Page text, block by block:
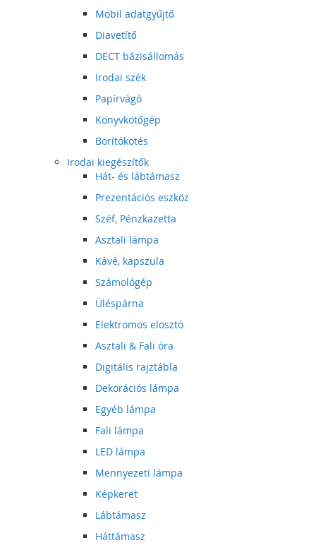
Mobil adatgyűjtő
Diavetítő
DECT bázisállomás
Irodai szék
Papírvágó
Könyvkötőgép
Borítókötés
Irodai kiegészítők
Hát- és lábtámasz
Prezentációs eszköz
Széf, Pénzkazetta
Asztali lámpa
Kávé, kapszula
Számológép
Üléspárna
Elektromos elosztó
Asztali & Fali óra
Digitális rajztábla
Dekorációs lámpa
Egyéb lámpa
Fali lámpa
LED lámpa
Mennyezeti lámpa
Képkeret
Lábtámasz
Háttámasz